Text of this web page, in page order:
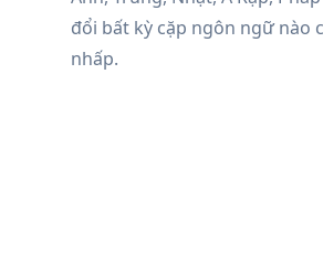
đổi bất kỳ cặp ngôn ngữ nào
nhấp.